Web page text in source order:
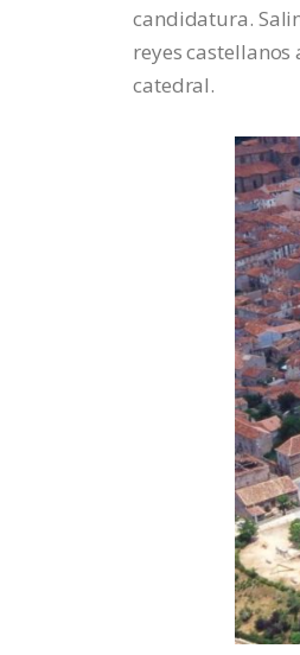
candidatura.
reyes
catedral.